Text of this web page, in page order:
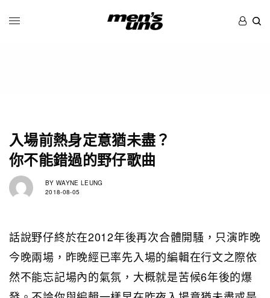
入場前熱身定意猶未盡？
你不能錯過的野仔歌曲
BY WAYNE LEUNG
2018-08-05
話說野仔終於在2012年後再次合體開騷，只演昨晚
今晚兩場，昨晚經已率先入場的編輯在行文之際依
然不能忘記場內的氣氛，大概就是苦候6年後的爆